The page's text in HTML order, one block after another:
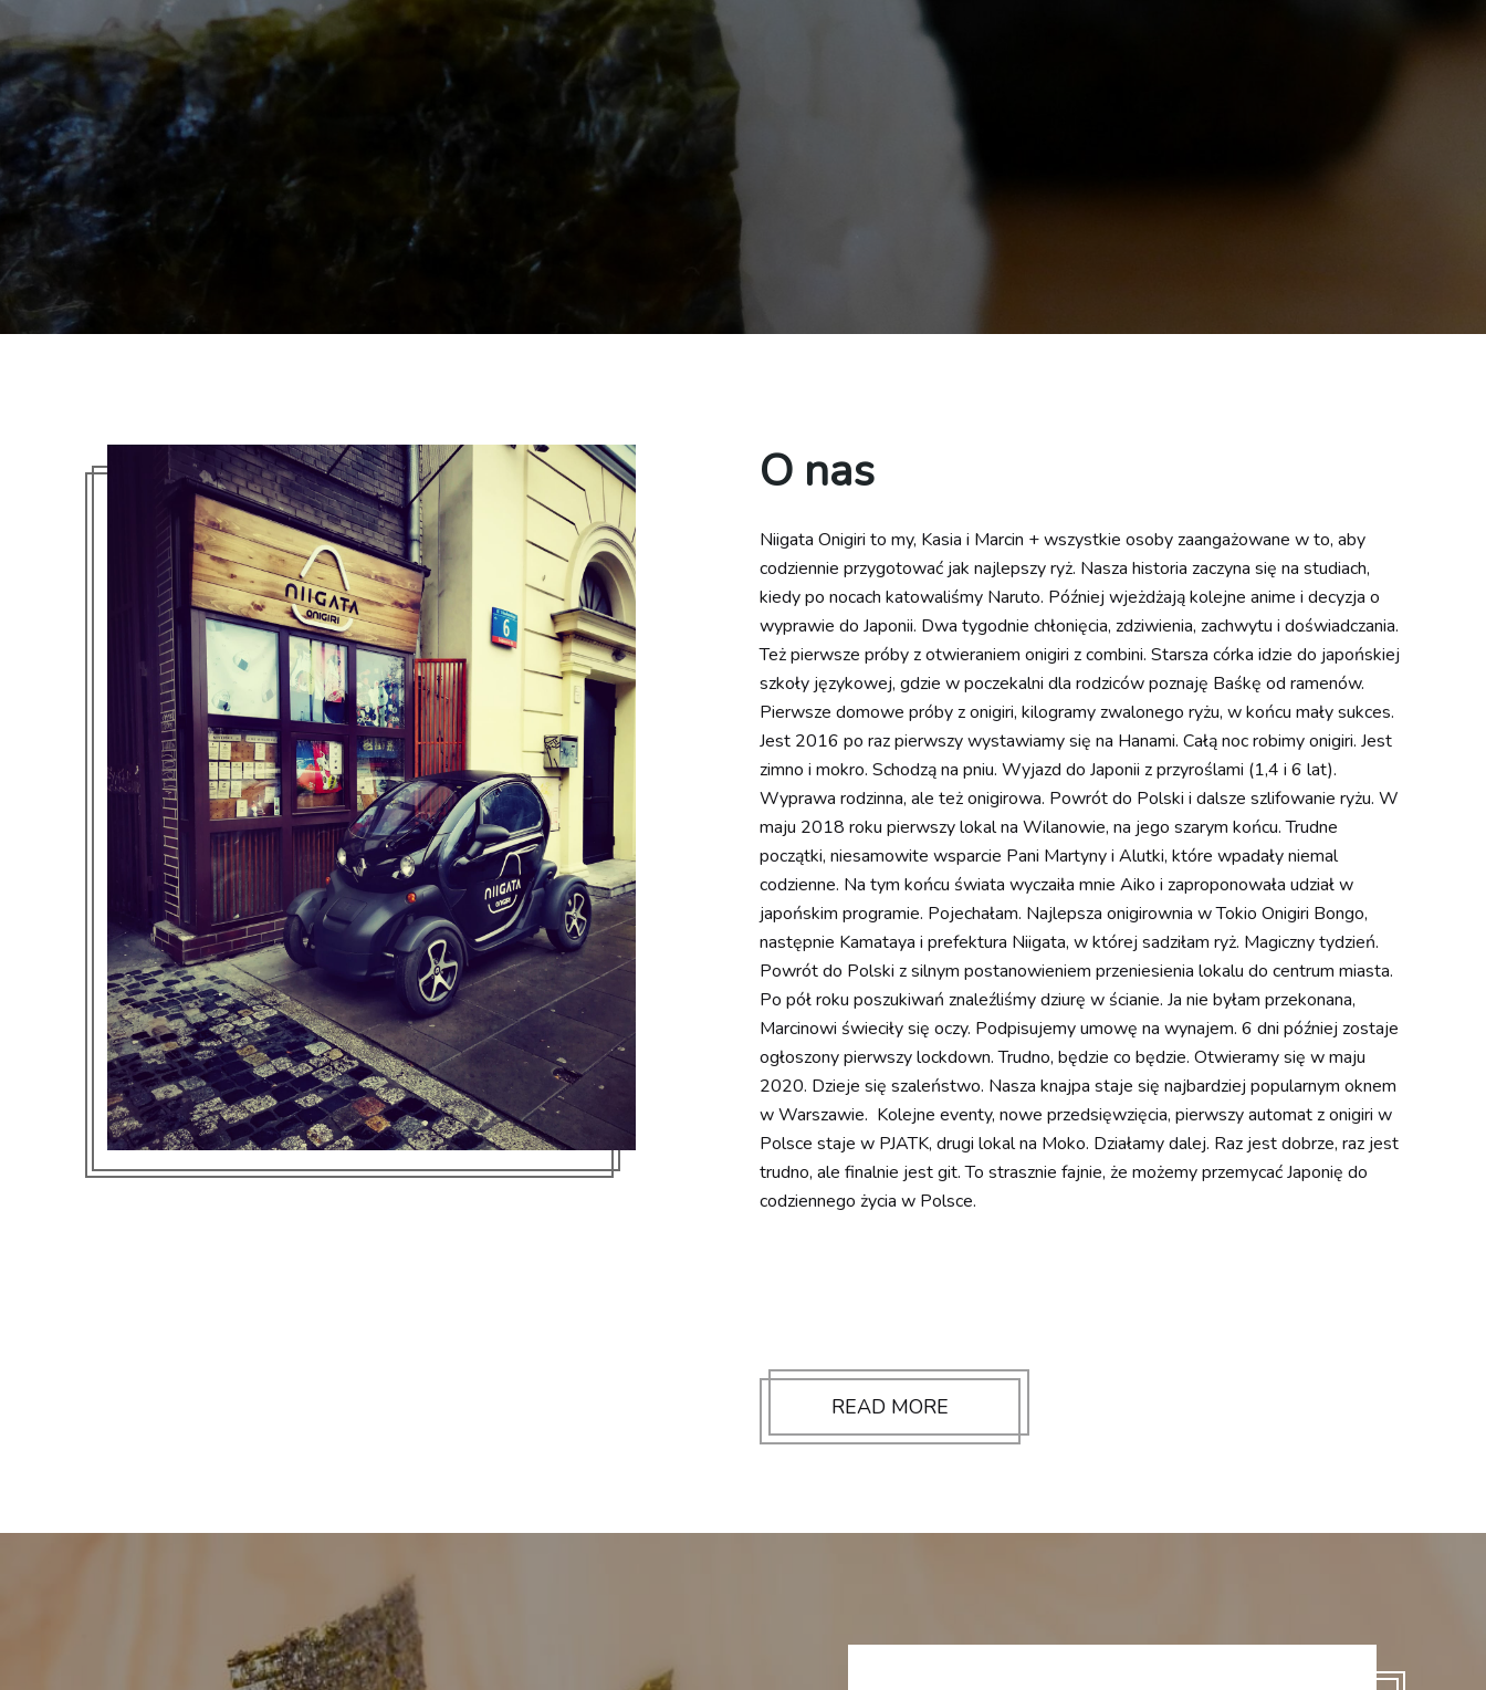
O nas
Niigata Onigiri to my, Kasia i Marcin + wszystkie osoby zaangażowane w to, aby
codziennie przygotować jak najlepszy ryż. Nasza historia zaczyna się na studiach,
kiedy po nocach katowaliśmy Naruto. Później wjeżdżają kolejne anime i decyzja o
wyprawie do Japonii. Dwa tygodnie chłonięcia, zdziwienia, zachwytu i doświadczania.
Też pierwsze próby z otwieraniem onigiri z combini. Starsza córka idzie do japońskiej
szkoły językowej, gdzie w poczekalni dla rodziców poznaję Baśkę od ramenów.
Pierwsze domowe próby z onigiri, kilogramy zwalonego ryżu, w końcu mały sukces.
Jest 2016 po raz pierwszy wystawiamy się na Hanami. Całą noc robimy onigiri. Jest
zimno i mokro. Schodzą na pniu. Wyjazd do Japonii z przyroślami (1,4 i 6 lat).
Wyprawa rodzinna, ale też onigirowa. Powrót do Polski i dalsze szlifowanie ryżu. W
maju 2018 roku pierwszy lokal na Wilanowie, na jego szarym końcu. Trudne
początki, niesamowite wsparcie Pani Martyny i Alutki, które wpadały niemal
codzienne. Na tym końcu świata wyczaiła mnie Aiko i zaproponowała udział w
japońskim programie. Pojechałam. Najlepsza onigirownia w Tokio Onigiri Bongo,
następnie Kamataya i prefektura Niigata, w której sadziłam ryż. Magiczny tydzień.
Powrót do Polski z silnym postanowieniem przeniesienia lokalu do centrum miasta.
Po pół roku poszukiwań znaleźliśmy dziurę w ścianie. Ja nie byłam przekonana,
Marcinowi świeciły się oczy. Podpisujemy umowę na wynajem. 6 dni później zostaje
ogłoszony pierwszy lockdown. Trudno, będzie co będzie. Otwieramy się w maju
2020. Dzieje się szaleństwo. Nasza knajpa staje się najbardziej popularnym oknem
w Warszawie. Kolejne eventy, nowe przedsięwzięcia, pierwszy automat z onigiri w
Polsce staje w PJATK, drugi lokal na Moko. Działamy dalej. Raz jest dobrze, raz jest
trudno, ale finalnie jest git. To strasznie fajnie, że możemy przemycać Japonię do
codziennego życia w Polsce.
READ MORE